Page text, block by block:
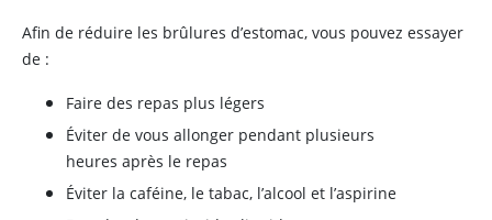
Afin de réduire les brûlures d’estomac, vous pouvez essayer
de :
Faire des repas plus légers
Éviter de vous allonger pendant plusieurs
heures après le repas
Éviter la caféine, le tabac, l’alcool et l’aspirine